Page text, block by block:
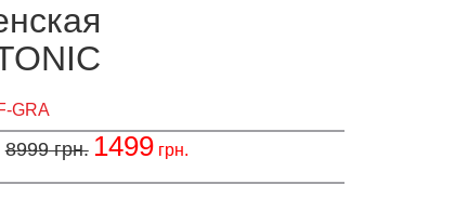
GRA
8999грн. 1499грн.